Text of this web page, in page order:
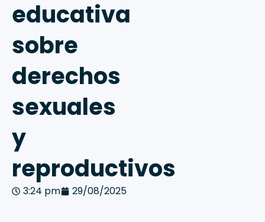
educativa
sobre
derechos
sexuales
y
reproductivos
3:24 pm 29/08/2025